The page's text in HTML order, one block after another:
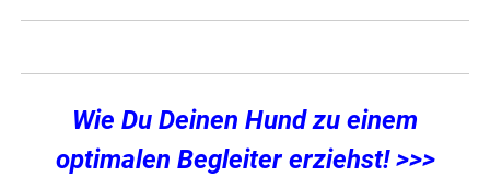
Wie Du Deinen Hund zu einem
optimalen Begleiter erziehst! >>>